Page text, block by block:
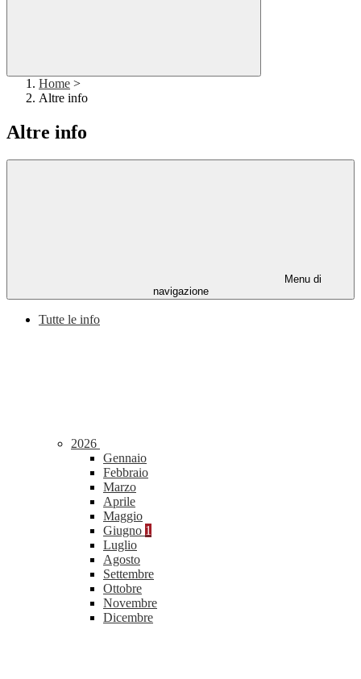
Home >
Altre info
Altre info
Menu di
navigazione
Tutte le info
2026
Gennaio
Febbraio
Marzo
Aprile
Maggio
Giugno 1
Luglio
Agosto
Settembre
Ottobre
Novembre
Dicembre